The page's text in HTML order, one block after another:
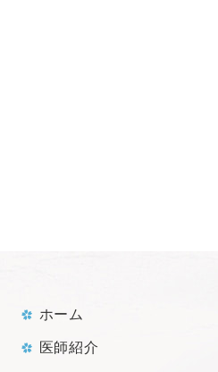
ホーム
医師紹介